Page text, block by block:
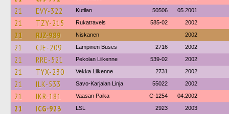
21 EVY-322 Kutilan 50506 05.2001
21 TZY-215 Rukatravels 585-02 2002
21 RJZ-989 Niskanen 2002
21 CJE-209 Lampinen Buses 2716 2002
21 RRE-521 Pekolan Liikenne 539-02 2002
21 TYX-230 Vekka Liikenne 2731 2002
21 ILK-533 Savo-Karjalan Linja 55022 2002
21 IKR-181 Vaasan Paika C-1254 04.2002
21 ICG-923 LSL 2923 2003